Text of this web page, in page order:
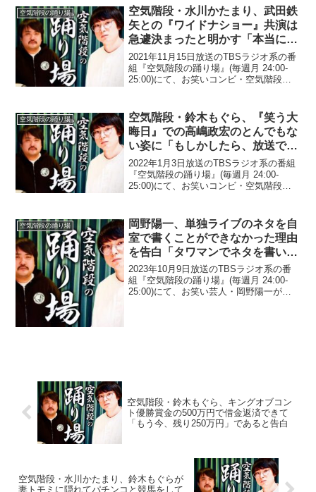
では見れない」ことで秘策を考える...
空気階段の踊り場
空気階段・水川かたまり、武田鉄
矢との『ワイドナショー』共演は
急遽決まったと明かす「本当に2
日前ぐらいに…」
2021年11月15日放送のTBSラジオ系の番
組『空気階段の踊り場』(毎週月 24:00-
25:00)にて、お笑いコンビ・空気階段の
ていた。鈴木もぐら：昨日オンエアさ
れ...
空気階段の踊り場
空気階段・鈴木もぐら、『笑う大
晦日』での高嶋政宏のとんでもな
い姿に「もしかしたら、放送では
高嶋さんいらっしゃらないかもし
れないです(笑)」
2022年1月3日放送のTBSラジオ系の番組
『空気階段の踊り場』(毎週月 24:00-
25:00)にて、お笑いコンビ・空気階段の
ら、放送では高嶋さんいらっしゃらない
かもし...
空気階段の踊り場
岡野陽一、単独ライブのネタを自
室で書くことができなかった理由
を告白「タワマンでネタを書いて
るんですけど…」
2023年10月9日放送のTBSラジオ系の番
組『空気階段の踊り場』(毎週月 24:00-
25:00)にて、お笑い芸人・岡野陽一が、
空気階段・鈴木もぐら、キングオブコン
ト優勝賞金の500万円で借金返済できて
「もう今、残り250万円」であると告白
空気階段・水川かたまり、鈴木もぐらが
妻トモミに隠れてパチンコと競馬をして